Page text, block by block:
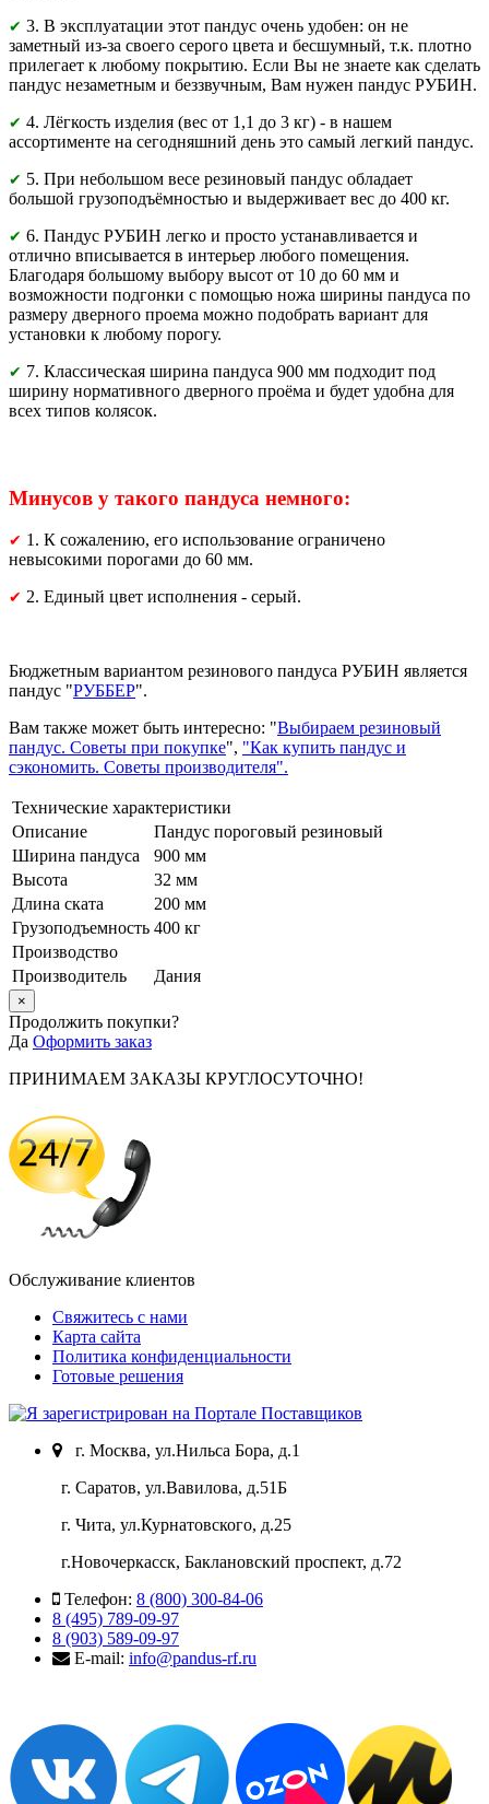
✔ 3. В эксплуатации этот пандус очень удобен: он не
заметный из-за своего серого цвета и бесшумный, т.к. плотно
прилегает к любому покрытию. Если Вы не знаете как сделать
пандус незаметным и беззвучным, Вам нужен пандус РУБИН.
✔ 4. Лёгкость изделия (вес от 1,1 до 3 кг) - в нашем
ассортименте на сегодняшний день это самый легкий пандус.
✔ 5. При небольшом весе резиновый пандус обладает
большой грузоподъёмностью и выдерживает вес до 400 кг.
✔ 6. Пандус РУБИН легко и просто устанавливается и
отлично вписывается в интерьер любого помещения.
Благодаря большому выбору высот от 10 до 60 мм и
возможности подгонки с помощью ножа ширины пандуса по
размеру дверного проема можно подобрать вариант для
установки к любому порогу.
✔ 7. Классическая ширина пандуса 900 мм подходит под
ширину нормативного дверного проёма и будет удобна для
всех типов колясок.
Минусов у такого пандуса немного:
✔ 1. К сожалению, его использование ограничено
невысокими порогами до 60 мм.
✔ 2. Единый цвет исполнения - серый.
Бюджетным вариантом резинового пандуса РУБИН является
пандус "РУББЕР".
Вам также может быть интересно: "Выбираем резиновый
пандус. Советы при покупке", "Как купить пандус и
сэкономить. Советы производителя".
Технические характеристики
Описание
Пандус пороговый резиновый
Ширина пандуса
900 мм
Высота
32 мм
Длина ската
200 мм
Грузоподъемность 400 кг
Производство
Производитель
Дания
×
Продолжить покупки?
Да Оформить заказ
ПРИНИМАЕМ ЗАКАЗЫ КРУГЛОСУТОЧНО!
Обслуживание клиентов
Свяжитесь с нами
Карта сайта
Политика конфиденциальности
Готовые решения
г. Москва, ул.Нильса Бора, д.1
г. Саратов, ул.Вавилова, д.51Б
г. Чита, ул.Курнатовского, д.25
г.Новочеркасск, Баклановский проспект, д.72
Телефон: 8 (800) 300-84-06
8 (495) 789-09-97
8 (903) 589-09-97
E-mail: info@pandus-rf.ru